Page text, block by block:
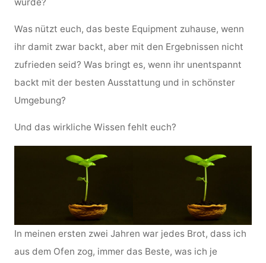
Was nützt euch, das beste Equipment zuhause, wenn
ihr damit zwar backt, aber mit den Ergebnissen nicht
zufrieden seid? Was bringt es, wenn ihr unentspannt
backt mit der besten Ausstattung und in schönster
Umgebung?
Und das wirkliche Wissen fehlt euch?
In meinen ersten zwei Jahren war jedes Brot, dass ich
aus dem Ofen zog, immer das Beste, was ich je